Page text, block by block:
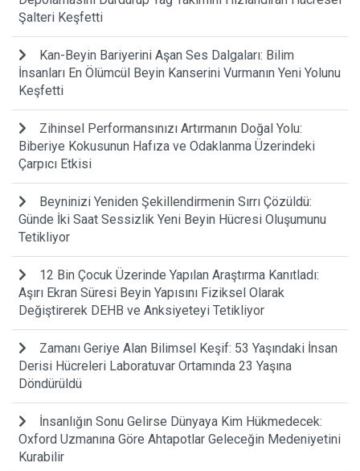
Şalteri Keşfetti
Kan-Beyin Bariyerini Aşan Ses Dalgaları: Bilim
İnsanları En Ölümcül Beyin Kanserini Vurmanın Yeni Yolunu
Keşfetti
Zihinsel Performansınızı Artırmanın Doğal Yolu:
Biberiye Kokusunun Hafıza ve Odaklanma Üzerindeki
Çarpıcı Etkisi
Beyninizi Yeniden Şekillendirmenin Sırrı Çözüldü:
Günde İki Saat Sessizlik Yeni Beyin Hücresi Oluşumunu
Tetikliyor
12 Bin Çocuk Üzerinde Yapılan Araştırma Kanıtladı:
Aşırı Ekran Süresi Beyin Yapısını Fiziksel Olarak
Değiştirerek DEHB ve Anksiyeteyi Tetikliyor
Zamanı Geriye Alan Bilimsel Keşif: 53 Yaşındaki İnsan
Derisi Hücreleri Laboratuvar Ortamında 23 Yaşına
Döndürüldü
İnsanlığın Sonu Gelirse Dünyaya Kim Hükmedecek:
Oxford Uzmanına Göre Ahtapotlar Geleceğin Medeniyetini
Kurabilir